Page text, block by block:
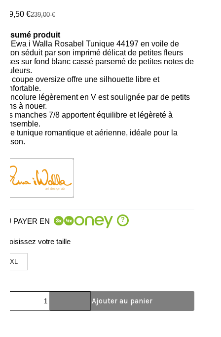
239,00€
119,50 €
Résumé produit
La Ewa i Walla Rosabel Tunique 44197 en voile de
coton séduit par son imprimé délicat de petites fleurs
roses sur fond blanc cassé parsemé de petites notes de
couleurs.
Sa coupe oversize offre une silhouette libre et
confortable.
L’encolure légèrement en V est soulignée par de petits
liens à nouer.
Les manches 7/8 apportent équilibre et légèreté à
l’ensemble.
Une tunique romantique et aérienne, idéale pour la
saison.
OU PAYER EN ?
Choisissez votre taille
XL
Ajouter au panier